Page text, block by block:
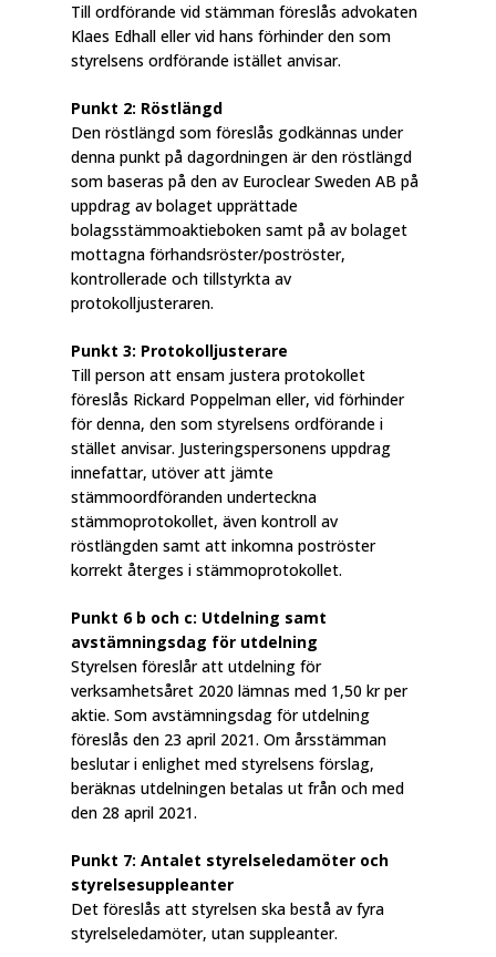
Till ordförande vid stämman föreslås advokaten
Klaes Edhall eller vid hans förhinder den som
styrelsens ordförande istället anvisar.
Punkt 2: Röstlängd
Den röstlängd som föreslås godkännas under
denna punkt på dagordningen är den röstlängd
som baseras på den av Euroclear Sweden AB på
uppdrag av bolaget upprättade
bolagsstämmoaktieboken samt på av bolaget
mottagna förhandsröster/poströster,
kontrollerade och tillstyrkta av
protokolljusteraren.
Punkt 3: Protokolljusterare
Till person att ensam justera protokollet
föreslås Rickard Poppelman eller, vid förhinder
för denna, den som styrelsens ordförande i
stället anvisar. Justeringspersonens uppdrag
innefattar, utöver att jämte
stämmoordföranden underteckna
stämmoprotokollet, även kontroll av
röstlängden samt att inkomna poströster
korrekt återges i stämmoprotokollet.
Punkt 6 b och c: Utdelning samt
avstämningsdag för utdelning
Styrelsen föreslår att utdelning för
verksamhetsåret 2020 lämnas med 1,50 kr per
aktie. Som avstämningsdag för utdelning
föreslås den 23 april 2021. Om årsstämman
beslutar i enlighet med styrelsens förslag,
beräknas utdelningen betalas ut från och med
den 28 april 2021.
Punkt 7: Antalet styrelseledamöter och
styrelsesuppleanter
Det föreslås att styrelsen ska bestå av fyra
styrelseledamöter, utan suppleanter.